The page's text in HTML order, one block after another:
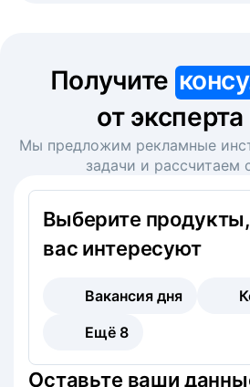
Получите
от
Мы предложим рекламные
задачи и рассчитаем
Выберите
вас интересуют
Вакансия дня
Ещё 8
Оставьте ваши